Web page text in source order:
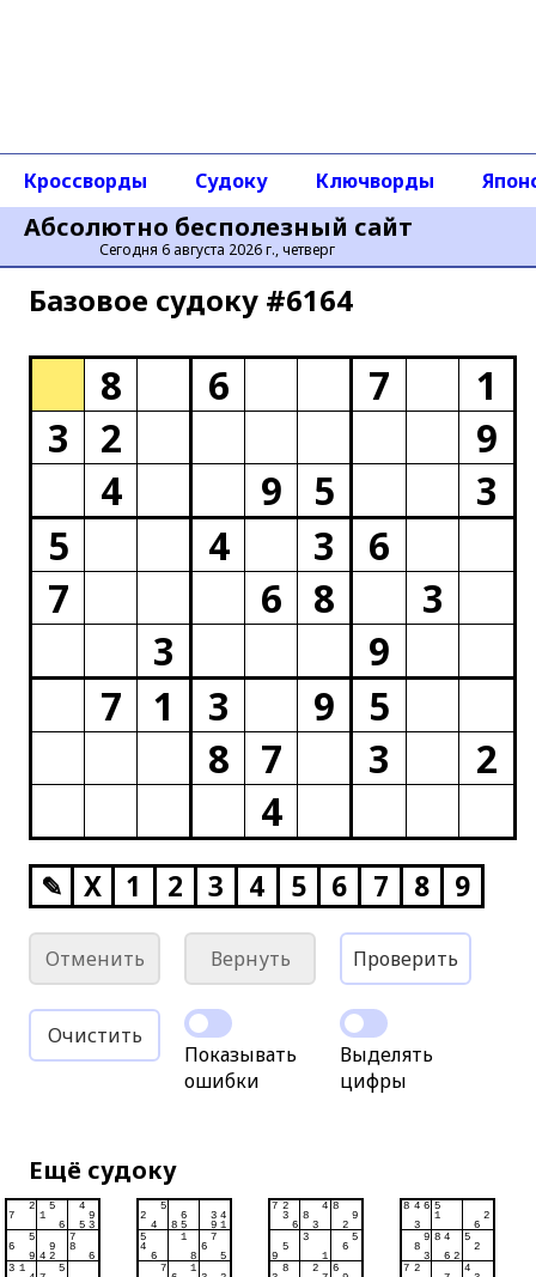
Абсолютно бесполезный сайт
Сегодня 6 августа 2026 г., четверг
Кроссворды Судоку Ключворды
Базовое cудоку #6164
8 6 7
1
3
2
9
4
9 5
3
5
4 3
6
7
6 8
3
3
9
7
1 3 9
5
8
7 3
2
4
✎ X 1 2 3 4 5 6 7 8 9
Отменить Вернуть Проверить
Очистить
Показывать
ошибки
Выделять
цифры
Ещё судоку